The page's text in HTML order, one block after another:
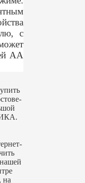
с
АА
на